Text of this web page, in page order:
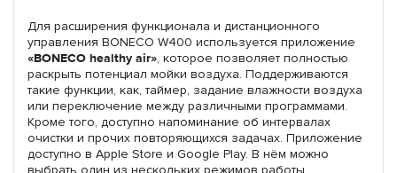
Для расширения функционала и дистанционного
управления BONECO W400 используется приложение
«BONECO healthy air», которое позволяет полностью
раскрыть потенциал мойки воздуха. Поддерживаются
такие функции, как, таймер, задание влажности воздуха
или переключение между различными программами.
Кроме того, доступно напоминание об интервалах
очистки и прочих повторяющихся задачах. Приложение
доступно в Apple Store и Google Play. В нём можно
выбрать один из нескольких режимов работы.